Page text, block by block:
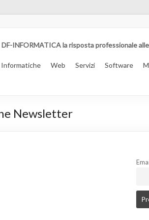
DF-INFORMATICA la risposta professionale
Web Servizi Software
Newsletter